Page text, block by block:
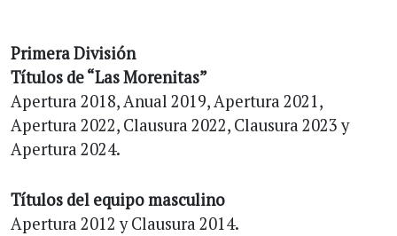
Primera División
Títulos de “Las Morenitas”
Apertura 2018, Anual 2019, Apertura 2021,
Apertura 2022, Clausura 2022, Clausura 2023 y
Apertura 2024.
Títulos del equipo masculino
Apertura 2012 y Clausura 2014.